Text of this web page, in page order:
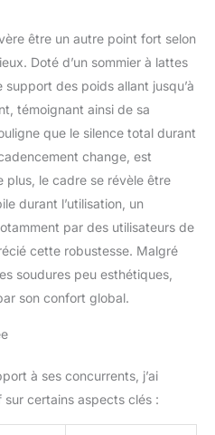
très claires et faciles
comprendre et chaque
a une étiquette
le colis et aucun
supplémentaire
nécessaire. Veuillez
les instructions
de montage. La marque
de 12 mois et
pièces de rechange
Si vous
rencontrez des
avec le cadre
votre lit, n'hésitez pas
dans les 24
être un autre point fort selon
Doté d’un sommier à lattes
des poids allant jusqu’à
témoignant ainsi de sa
que le silence total durant
change, est
plus, le cadre se révèle être
durant l’utilisation, un
par des utilisateurs de
cette robustesse. Malgré
soudures peu esthétiques,
son confort global.
à ses concurrents, j’ai
certains aspects clés :